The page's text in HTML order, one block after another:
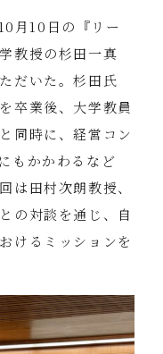
月10日の『リー
教授の杉田一真
だいた。杉田氏
卒業後、大学教員
同時に、経営コン
もかかわるなど
は田村次朗教授、
の対談を通じ、自
けるミッションを